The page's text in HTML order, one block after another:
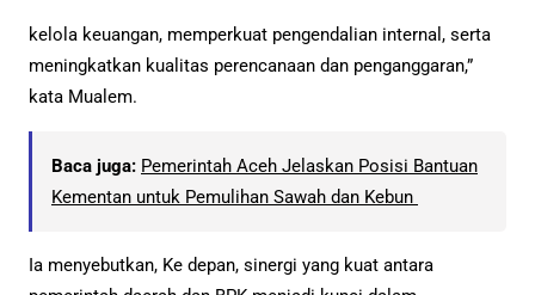
kelola keuangan, memperkuat pengendalian internal, serta
meningkatkan kualitas perencanaan dan penganggaran,”
kata Mualem.
Baca juga: Pemerintah Aceh Jelaskan Posisi Bantuan
Kementan untuk Pemulihan Sawah dan Kebun
Ia menyebutkan, Ke depan, sinergi yang kuat antara